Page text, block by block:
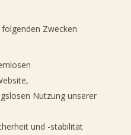
Zwecken
Nutzung unserer
und -stabilität